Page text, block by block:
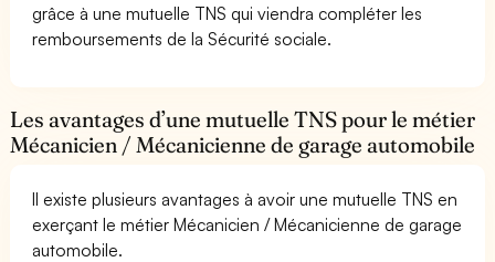
grâce à une mutuelle TNS qui viendra compléter les
remboursements de la Sécurité sociale.
Les avantages d’une mutuelle TNS pour le métier
Mécanicien / Mécanicienne de garage automobile
Il existe plusieurs avantages à avoir une mutuelle TNS en
exerçant le métier Mécanicien / Mécanicienne de garage
automobile.